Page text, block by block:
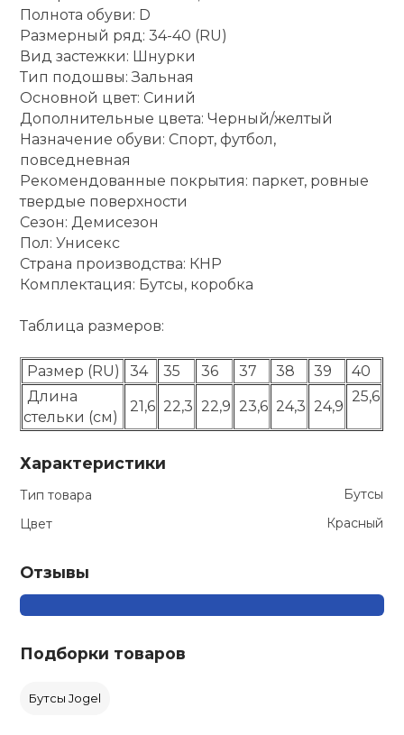
Полнота обуви: D
Размерный ряд: 34-40 (RU)
Вид застежки: Шнурки
Тип подошвы: Зальная
Основной цвет: Синий
Дополнительные цвета: Черный/желтый
Назначение обуви: Спорт, футбол,
повседневная
Рекомендованные покрытия: паркет, ровные
твердые поверхности
Сезон: Демисезон
Пол: Унисекс
Страна производства: КНР
Комплектация: Бутсы, коробка
Таблица размеров:
Размер (RU) 34 35 36 37 38 39
40
Длина
стельки (см)
21,6 22,3 22,9 23,6 24,3 24,9
25,6
Характеристики
Тип товара
Бутсы
Цвет
Красный
Отзывы
Подборки товаров
Бутсы Jogel